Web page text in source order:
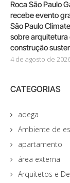
Roca São Paulo
recebe evento
São Paulo
sobre arquitetura
construção
4 de agosto de
CATEGORIAS
adega
Ambiente de
apartamento
área externa
Arquitetos e